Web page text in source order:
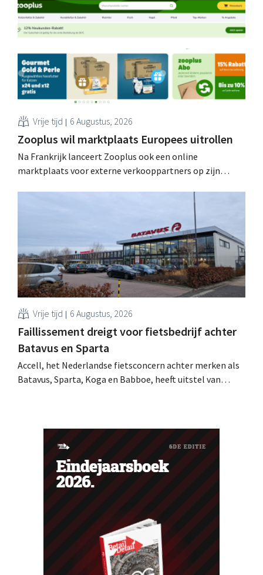
spreekt van een “historisch sterk resultaat”.
Vrije tijd 6 Augustus, 2026
Zooplus wil marktplaats Europees uitrollen
Na Frankrijk lanceert Zooplus ook een online
marktplaats voor externe verkooppartners op zijn
voor huisdierbenodigdheden dat model stapsgewijs
Vrije tijd 6 Augustus, 2026
Faillissement dreigt voor fietsbedrijf achter
Batavus en Sparta
Accell, het Nederlandse fietsconcern achter merken als
Batavus, Sparta, Koga en Babboe, heeft uitstel van